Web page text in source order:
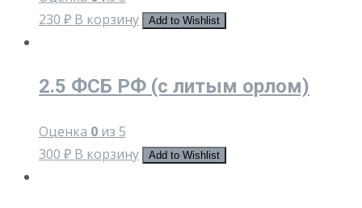
230 ₽ В корзину Add to Wishlist
2.5 ФСБ РФ (с литым орлом)
Оценка 0 из 5
300 ₽ В корзину Add to Wishlist